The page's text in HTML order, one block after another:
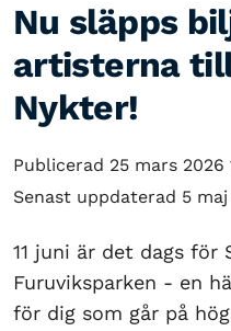
Nu släpps
artisterna
Nykter!
Publicerad 25 mars 2026
Senast uppdaterad 5 maj
11 juni är det dags
Furuviksparken - en
för dig som går på